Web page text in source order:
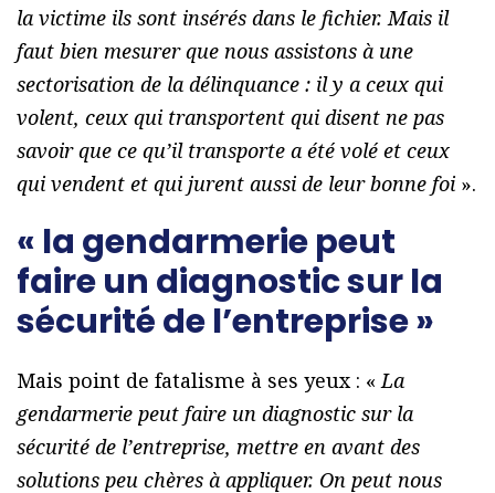
la victime ils sont insérés dans le fichier. Mais il
faut bien mesurer que nous assistons à une
sectorisation de la délinquance : il y a ceux qui
volent, ceux qui transportent qui disent ne pas
savoir que ce qu’il transporte a été volé et ceux
qui vendent et qui jurent aussi de leur bonne foi ».
« la gendarmerie peut
faire un diagnostic sur la
sécurité de l’entreprise »
Mais point de fatalisme à ses yeux : «La
gendarmerie peut faire un diagnostic sur la
sécurité de l’entreprise, mettre en avant des
solutions peu chères à appliquer. On peut nous